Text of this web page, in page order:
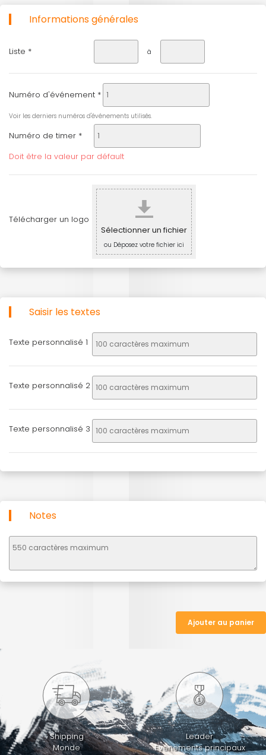
Informations générales
Liste * à
Numéro d'événement *
Voir les derniers numéros d'événements utilisés.
Numéro de timer *
Doit être la valeur par défault
Télécharger un logo
Sélectionner un fichier
ou Déposez votre fichier ici
Saisir les textes
Texte personnalisé 1
Texte personnalisé 2
Texte personnalisé 3
Notes
Ajouter au panier
Shipping
Monde
Leader
Evénements principaux